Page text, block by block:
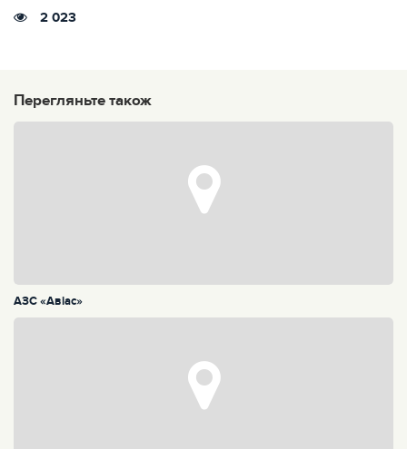
2 023
Перегляньте також
АЗС «Авiас»